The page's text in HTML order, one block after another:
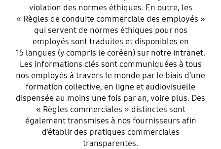
violation des normes éthiques. En outre, les
« Règles de conduite commerciale des employés »
qui servent de normes éthiques pour nos
employés sont traduites et disponibles en
15 langues (y compris le coréen) sur notre intranet.
Les informations clés sont communiquées à tous
nos employés à travers le monde par le biais d’une
formation collective, en ligne et audiovisuelle
dispensée au moins une fois par an, voire plus. Des
« Règles commerciales » distinctes sont
également transmises à nos fournisseurs afin
d’établir des pratiques commerciales
transparentes.